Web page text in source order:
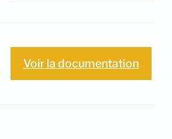
Voir la documentation